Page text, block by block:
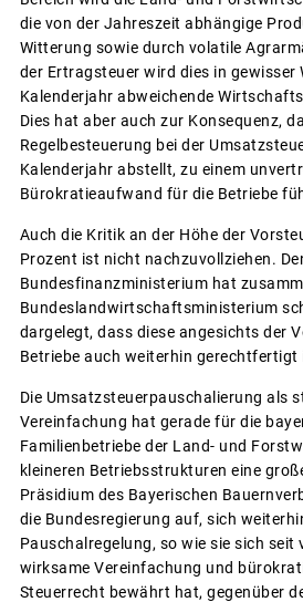
die von der Jahreszeit abhängige
Witterung sowie durch volatile
der Ertragsteuer wird dies in gewisser
Kalenderjahr abweichende
Dies hat aber auch zur Konsequenz,
Regelbesteuerung bei der
Kalenderjahr abstellt, zu einem
Bürokratieaufwand für die Betriebe
Auch die Kritik an der Höhe der
Prozent ist nicht nachzuvollziehen.
Bundesfinanzministerium hat
Bundeslandwirtschaftsministerium
dargelegt, dass diese angesichts der
Betriebe auch weiterhin gerechtfertigt
Die Umsatzsteuerpauschalierung als
Vereinfachung hat gerade für die
Familienbetriebe der Land- und
kleineren Betriebsstrukturen eine
Präsidium des Bayerischen
die Bundesregierung auf, sich
Pauschalregelung, so wie sie sich seit
wirksame Vereinfachung und
Steuerrecht bewährt hat, gegenüber